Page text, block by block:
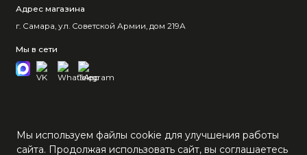
Адрес магазина
г. Самара, ул. Советской Армии, дом 219А
Мы в сети
Мы используем файлы cookie для улучшения работы
сайта. Продолжая использовать сайт, вы соглашаетесь